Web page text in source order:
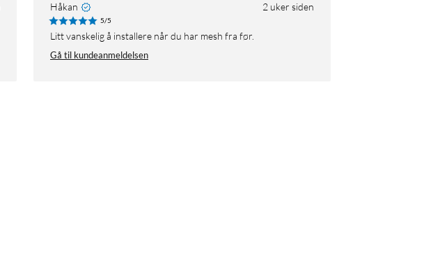
Håkan 2 uker siden
5/5
Litt vanskelig å installere når du har mesh fra før.
Gå til kundeanmeldelsen